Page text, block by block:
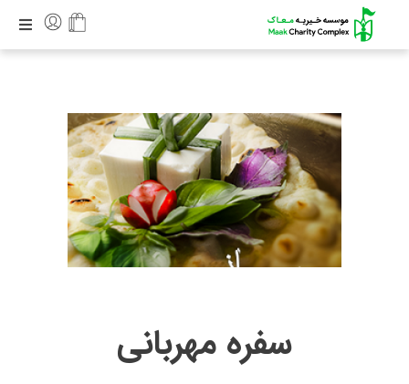
سفره مهربانی